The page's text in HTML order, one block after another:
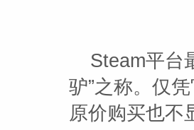
Steam平台
驴”之称。仅
原价购买也不